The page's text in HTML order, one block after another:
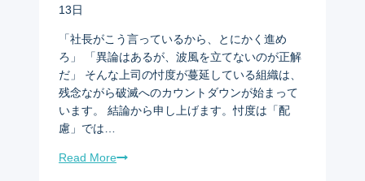
13日
「社長がこう言っているから、とにかく進め
ろ」 「異論はあるが、波風を立てないのが正解
だ」 そんな上司の忖度が蔓延している組織は、
残念ながら破滅へのカウントダウンが始まって
います。 結論から申し上げます。忖度は「配
慮」では…
Read More